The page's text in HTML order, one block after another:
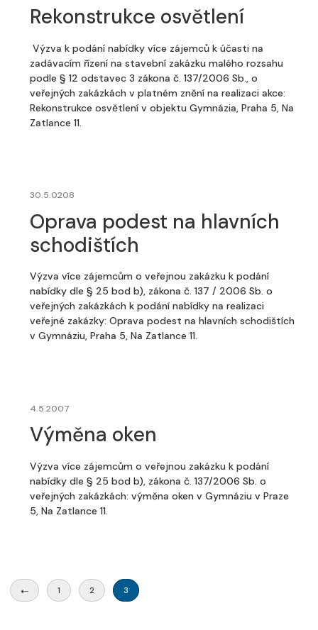
Rekonstrukce osvětlení
Výzva k podání nabídky více zájemců k účasti na
zadávacím řízení na stavební zakázku malého rozsahu
podle § 12 odstavec 3 zákona č. 137/2006 Sb., o
veřejných zakázkách v platném znění na realizaci akce:
Rekonstrukce osvětlení v objektu Gymnázia, Praha 5, Na
Zatlance 11.
30.5.0208
Oprava podest na hlavních
schodištích
Výzva více zájemcům o veřejnou zakázku k podání
nabídky dle § 25 bod b), zákona č. 137 / 2006 Sb. o
veřejných zakázkách k podání nabídky na realizaci
veřejné zakázky: Oprava podest na hlavních schodištích
v Gymnáziu, Praha 5, Na Zatlance 11.
4.5.2007
Výměna oken
Výzva více zájemcům o veřejnou zakázku k podání
nabídky dle § 25 bod b), zákona č. 137/2006 Sb. o
veřejných zakázkách: výměna oken v Gymnáziu v Praze
5, Na Zatlance 11.
1 2 3